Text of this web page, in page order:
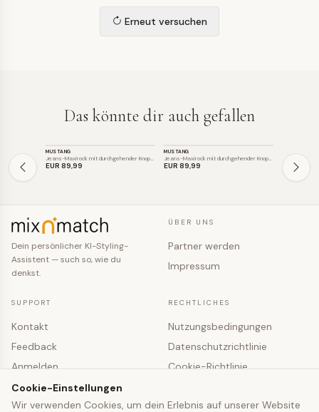
Erneut versuchen
Das könnte dir auch gefallen
MUSTANG
EUR 89,99
MUSTANG
EUR 89,99
SALE
EUR 62
Dein persönlicher KI-Styling-
Assistent — such so, wie du
denkst.
ÜBER UNS
Partner werden
Impressum
SUPPORT
Kontakt
Feedback
Anmelden
Registrieren
RECHTLICHES
Nutzungsbedingungen
Datenschutzrichtlinie
Cookie-Richtlinie
Cookie-Einstellungen
Wir verwenden Cookies, um dein Erlebnis auf unserer Website